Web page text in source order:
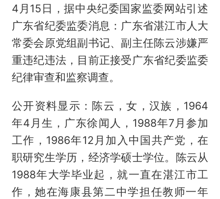
4月15日，据中央纪委国家监委网站引述
广东省纪委监委消息：广东省湛江市人大
常委会原党组副书记、副主任陈云涉嫌严
重违纪违法，目前正接受广东省纪委监委
纪律审查和监察调查。
公开资料显示：陈云，女，汉族，1964
年4月生，广东徐闻人，1988年7月参加
工作，1986年12月加入中国共产党，在
职研究生学历，经济学硕士学位。陈云从
1988年大学毕业起，就一直在湛江市工
作，她在海康县第二中学担任教师一年